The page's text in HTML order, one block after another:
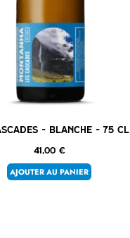
– Blanche – 75 cl
41,00 €
AJOUTER AU PANIER